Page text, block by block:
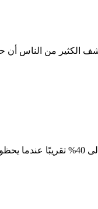
إحصاءات المستهلكين في قطاع التجزئة: